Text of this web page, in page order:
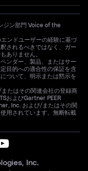
ン部門 Voice of the
ンドユーザーの経験に基づ
されるべきではなく、ガー
ありません。
ンダー、製品、またはサー
目的への適合性の保証を含
ついて、明示または黙示を
たはその関連会社の登録商
およびGartner PEER
Inc. および/またはその関
用されています。無断転載
Inc.